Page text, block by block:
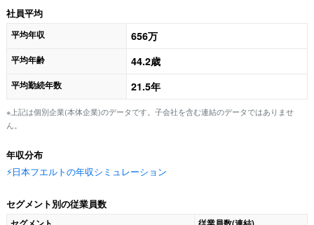
社員平均
平均年収 656万
平均年齢 44.2歳
平均勤続年数 21.5年
※上記は個別企業(本体企業)のデータです。子会社を含む連結のデータではありませ
ん。
年収分布
⚡️日本フエルトの年収シミュレーション
セグメント別の従業員数